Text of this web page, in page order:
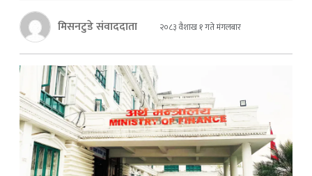
मिसनटुडे संवाददाता २०८३ वैशाख १ गते मंगलबार